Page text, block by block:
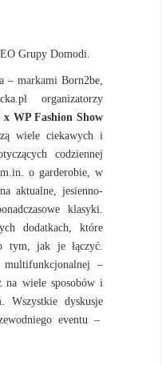
Grupy Domodi.
– markami Born2be,
organizatorzy
WP Fashion Show
wiele ciekawych i
codziennej
o garderobie, w
aktualne, jesienno-
klasyki.
dodatkach, które
tym, jak je łączyć.
–
na wiele sposobów i
Wszystkie dyskusje
eventu –